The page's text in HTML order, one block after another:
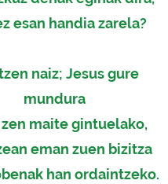
esan handia zarela?
naiz; Jesus gure
mundura
maite gintuelako,
eman zuen bizitza
han ordaintzeko.